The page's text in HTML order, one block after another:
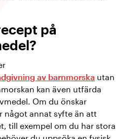
på
av barnmorska utan
kan även utfärda
Om du önskar
något annat syfte än att
till exempel om du har stora